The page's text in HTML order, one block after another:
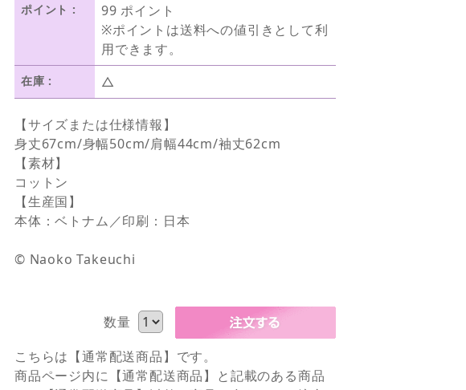
ポイント :
99 ポイント
※ポイントは送料への値引きとして利
用できます。
在庫 : △
【サイズまたは仕様情報】
身丈67cm/身幅50cm/肩幅44cm/袖丈62cm
【素材】
コットン
【生産国】
本体：ベトナム／印刷：日本
© Naoko Takeuchi
数量
こちらは【通常配送商品】です。
商品ページ内に【通常配送商品】と記載のある商品